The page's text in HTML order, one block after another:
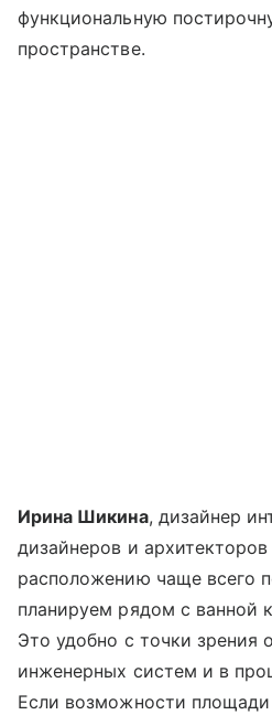
функциональную
пространстве.
Ирина Шикина, дизайнер
дизайнеров и
расположению чаще всего
планируем рядом с ванной
Это удобно с точки зрения
инженерных систем и в
Если возможности